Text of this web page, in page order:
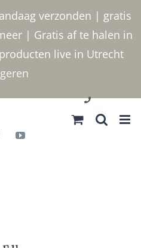
verzonden | gratis
| Gratis af te halen in
live in Utrecht
030 2400000